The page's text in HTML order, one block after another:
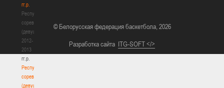
гг.р.
Республиканские
соревнования
(девушки)
2012-
2013
гг.р.
Республиканские
соревнования
(девушки)
© Белорусская федерация баскетбола, 2026
Разработка сайта ITG-SOFT </>